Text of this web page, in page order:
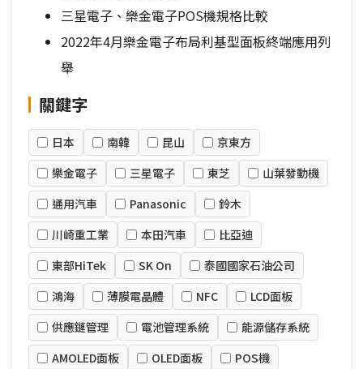
三星電子、樂金電子POS機規格比較
2022年4月樂金電子布局利基型面板終端應用列
舉
關鍵字
日本 南韓 昆山
京東方
樂金電子
三星電子 東芝
山葉發動機
通用汽車
Panasonic
鈴木
川崎重工業
本田汽車
比亞迪
東部HiTek
SK On
泰國國家石油公司
鴻海
薄膜電晶體 NFC
LCD面板
供應鏈管理
電池管理系統
能源儲存系統
AMOLED面板
OLED面板
POS機